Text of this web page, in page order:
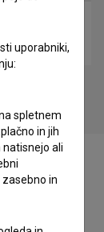
uporabniki,
spletnem
in jih
natisnejo ali
in